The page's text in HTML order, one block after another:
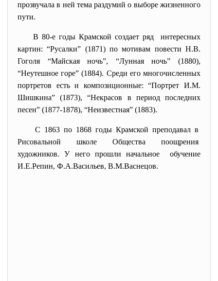
прозвучала в ней тема раздумий о выборе жизненного
пути.
В 80-е годы Крамской создает ряд интересных
картин: “Русалки” (1871) по мотивам повести Н.В.
Гоголя “Майская ночь”, “Лунная ночь” (1880),
“Неутешное горе” (1884). Среди его многочисленных
портретов есть и композиционные: “Портрет И.М.
Шишкина” (1873), “Некрасов в период последних
песен” (1877-1878), “Неизвестная” (1883).
С 1863 по 1868 годы Крамской преподавал в
Рисовальной школе Общества поощрения
художников. У него прошли начальное обучение
И.Е.Репин, Ф.А.Васильев, В.М.Васнецов.